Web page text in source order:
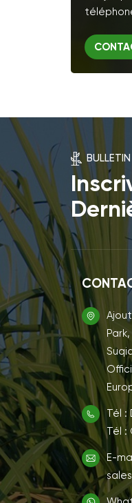
BULLETIN
Tél :
Tél :
E-